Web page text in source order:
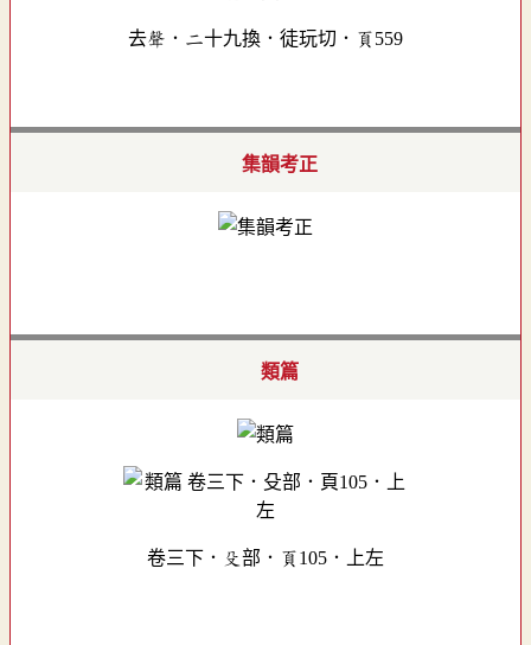
去聲．二十九換．徒玩切．頁559
集韻考正
類篇
卷三下．殳部．頁105．上左